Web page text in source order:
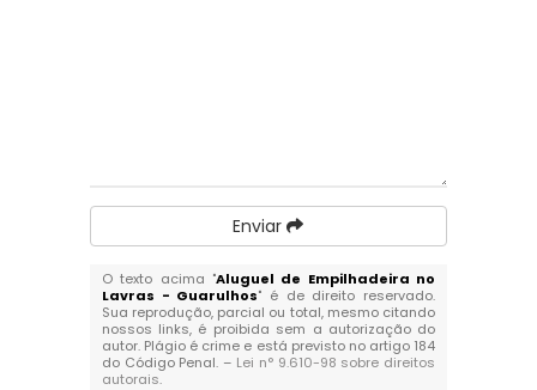
Enviar
O texto acima "Aluguel de Empilhadeira no
Lavras - Guarulhos" é de direito reservado.
Sua reprodução, parcial ou total, mesmo citando
nossos links, é proibida sem a autorização do
autor. Plágio é crime e está previsto no artigo 184
do Código Penal. – Lei n° 9.610-98 sobre direitos
autorais.